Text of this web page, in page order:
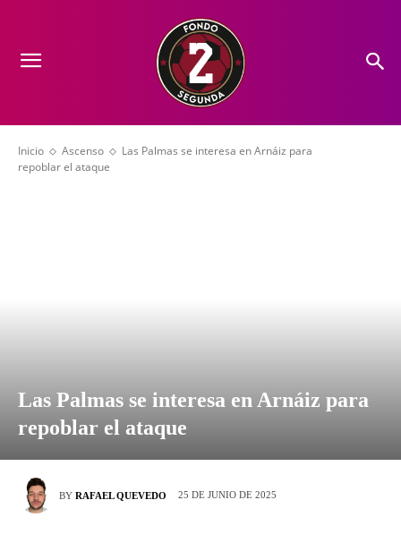
Inicio Ascenso
Las Palmas se interesa en Arnáiz para
repoblar el ataque
Las Palmas se interesa en Arnáiz para
repoblar el ataque
BY RAFAEL QUEVEDO 25 DE JUNIO DE 2025